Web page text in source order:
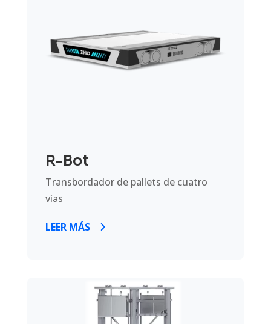
R-Bot
Transbordador de pallets de cuatro
vías
LEER MÁS